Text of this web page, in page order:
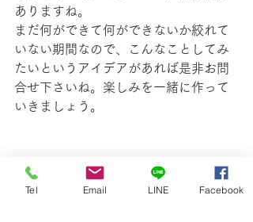
ありますね。
まだ何ができて何ができないか絞れて
いない期間なので、こんなことしてみ
たいというアイデアがあれば是非お問
合せ下さいね。楽しみを一緒に作って
いきましょう。
スローライフ 自給暮らし
古民家
Tel Email LINE Facebook